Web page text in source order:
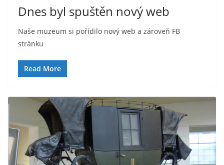
Dnes byl spuštěn nový web
Naše muzeum si pořídilo nový web a zároveň FB
stránku
Read More